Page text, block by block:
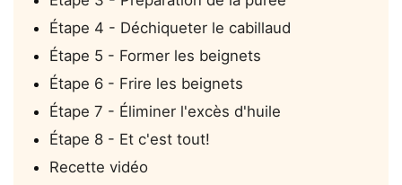
Étape 4 - Déchiqueter le cabillaud
Étape 5 - Former les beignets
Étape 6 - Frire les beignets
Étape 7 - Éliminer l'excès d'huile
Étape 8 - Et c'est tout!
Recette vidéo